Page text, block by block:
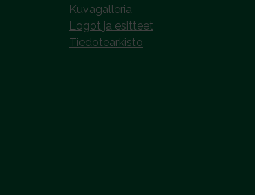
Kuvagalleria
Logot ja esitteet
Tiedotearkisto